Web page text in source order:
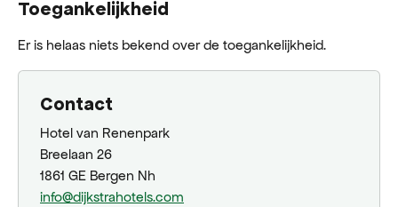
Toegankelijkheid
Er is helaas niets bekend over de toegankelijkheid.
Contact
Hotel van Renenpark
Breelaan 26
1861 GE Bergen Nh
info@dijkstrahotels.com